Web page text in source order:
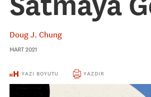
Doug J. Chung
MART 2021
YAZI BOYUTU YAZDIR